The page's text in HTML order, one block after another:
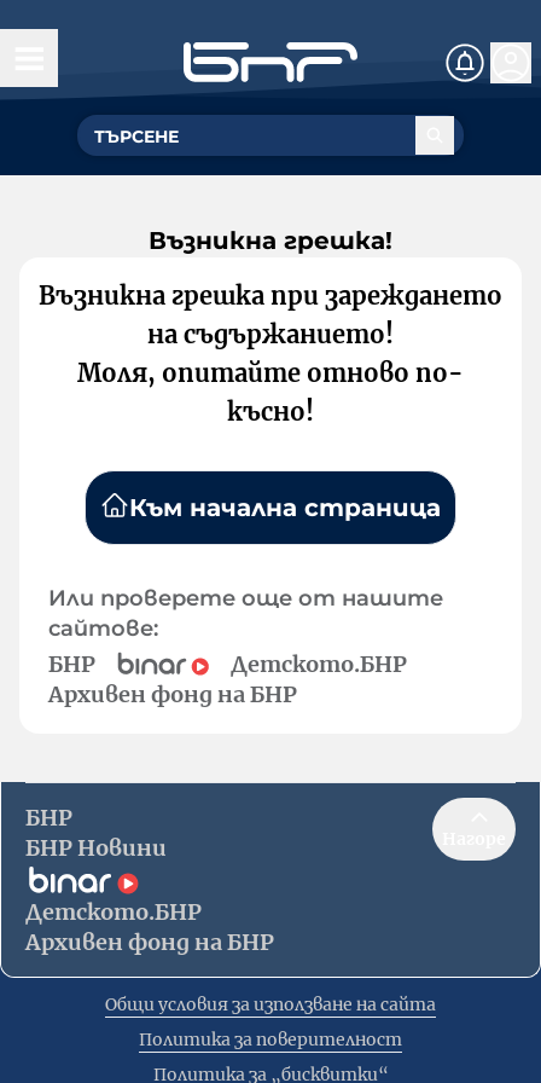
Възникна грешка!
Възникна грешка при зареждането
на съдържанието!
Моля, опитайте отново по-
късно!
Към начална страница
Или проверете още от нашите
сайтове:
БНР
Детското.БНР
Архивен фонд на БНР
БНР
БНР Новини
Детското.БНР
Архивен фонд на БНР
Общи условия за използване на сайта
Политика за поверителност
Политика за „бисквитки“